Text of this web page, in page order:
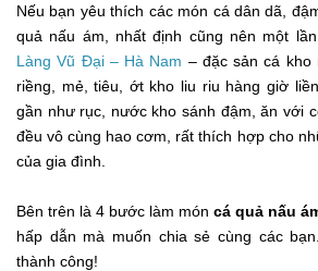
Nếu bạn yêu thích các món cá dân dã,
quả nấu ám, nhất định cũng nên một
Làng Vũ Đại – Hà Nam – đặc sản cá kho
riềng, mẻ, tiêu, ớt kho liu riu hàng giờ
gần như rục, nước kho sánh đậm, ăn với
đều vô cùng hao cơm, rất thích hợp cho
của gia đình.
Bên trên là 4 bước làm món cá quả nấu
hấp dẫn mà muốn chia sẻ cùng các
thành công!